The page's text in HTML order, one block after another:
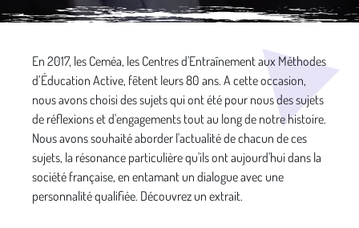
En 2017, les Ceméa, les Centres d'Entraînement aux Méthodes
d’Éducation Active, fêtent leurs 80 ans. A cette occasion,
nous avons choisi des sujets qui ont été pour nous des sujets
de réflexions et d'engagements tout au long de notre histoire.
Nous avons souhaité aborder l'actualité de chacun de ces
sujets, la résonance particulière qu'ils ont aujourd'hui dans la
société française, en entamant un dialogue avec une
personnalité qualifiée. Découvrez un extrait.